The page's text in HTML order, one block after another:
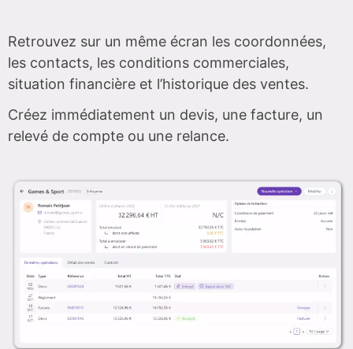
Retrouvez sur un même écran les coordonnées,
les contacts, les conditions commerciales,
situation financière et l’historique des ventes.
Créez immédiatement un devis, une facture, un
relevé de compte ou une relance.